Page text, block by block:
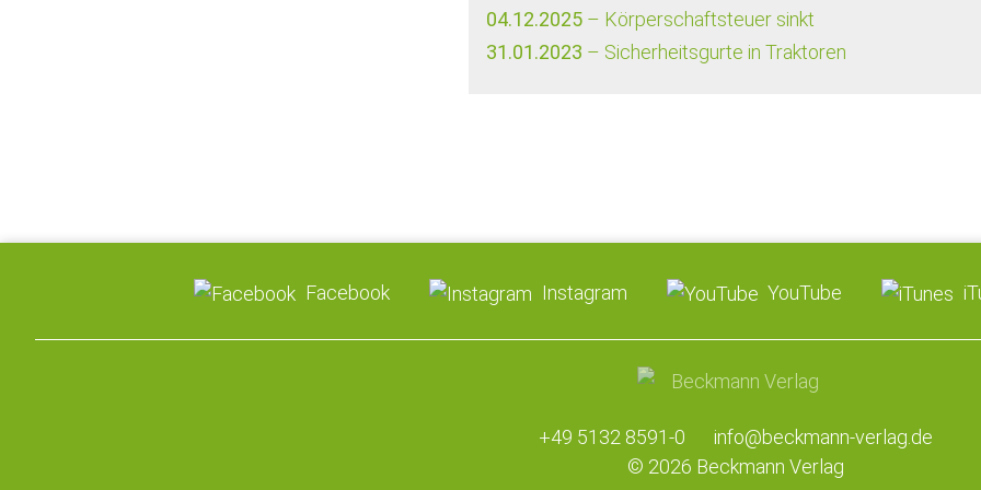
04.12.2025 – Körperschaftsteuer sinkt
31.01.2023 – Sicherheitsgurte in Traktoren
Facebook Instagram YouTube
+49 5132 8591-0
info@beckmann-verlag.de
© 2026 Beckmann Verlag